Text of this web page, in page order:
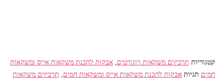
בד"צ
בית
קטגוריות תרכיזים משקאות ויוגורטים, אבקות להכנת משקאות אייס ומשקאות
חמים
תגיות אבקות להכנת משקאות אייס ומשקאות חמים,
תרכיזים משקאות